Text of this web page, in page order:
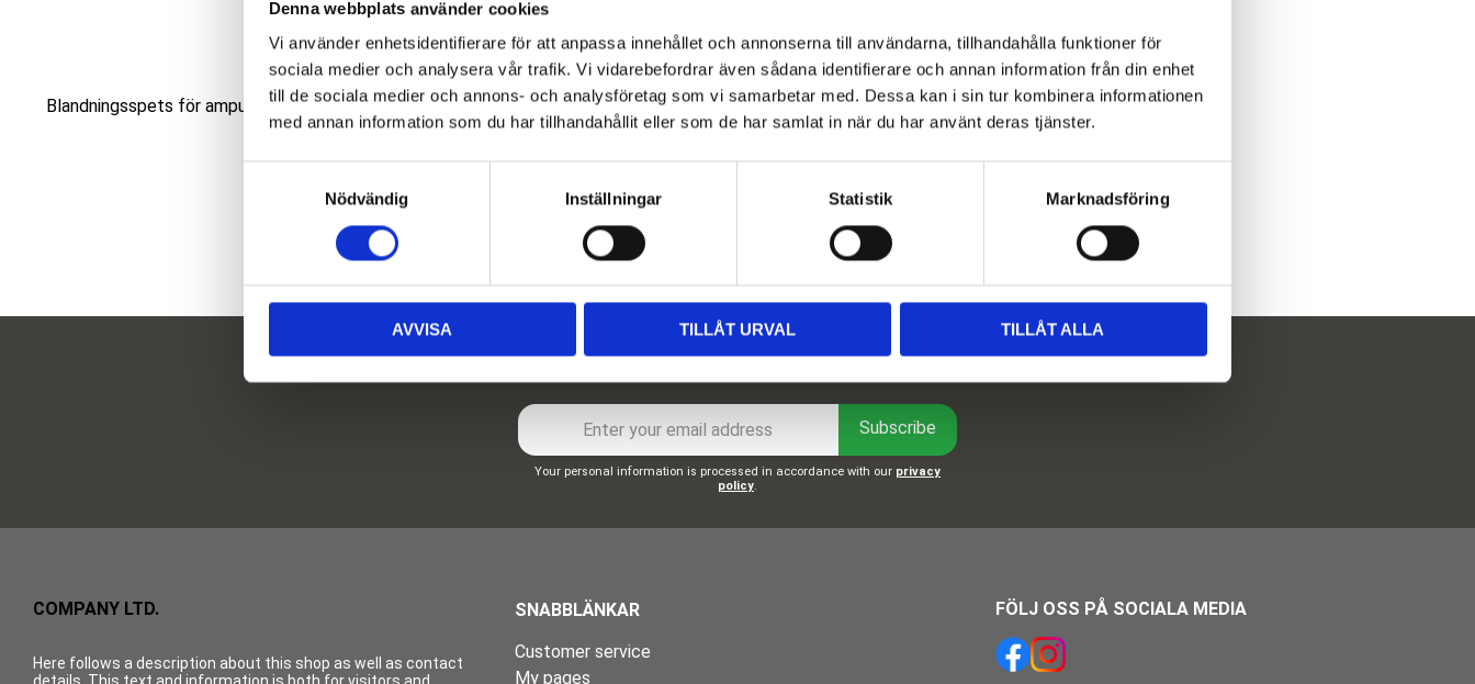
Denna webbplats använder cookies
Vi använder enhetsidentifierare för att anpassa innehållet och annonserna till användarna, tillhandahålla funktioner för
sociala medier och analysera vår trafik. Vi vidarebefordrar även sådana identifierare och annan information från din enhet
till de sociala medier och annons- och analysföretag som vi samarbetar med. Dessa kan i sin tur kombinera informationen
med annan information som du har tillhandahållit eller som de har samlat in när du har använt deras tjänster.
s
Nödvändig Inställningar Statistik Marknadsföring
AVVISA TILLÅT URVAL TILLÅT ALLA
Blandningsspets för ampull med visköst material s.s. Light Body.
Newsletter
Subscribe
Your personal information is processed in accordance with our privacy
policy
COMPANY LTD.
Here follows a description about this shop as well as contact
details. This text and information is both for visitors and
SNABBLÄNKAR
Customer service
My pages
FÖLJ OSS PÅ SOCIALA MEDIA